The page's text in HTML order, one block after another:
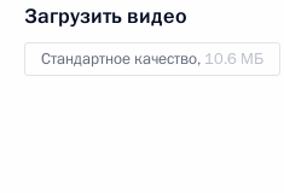
Загрузить видео
Стандартное качество, 10.6 МБ